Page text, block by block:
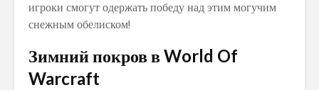
игроки смогут одержать победу над этим могучим
снежным обелиском!
Зимний покров в World Of
Warcraft